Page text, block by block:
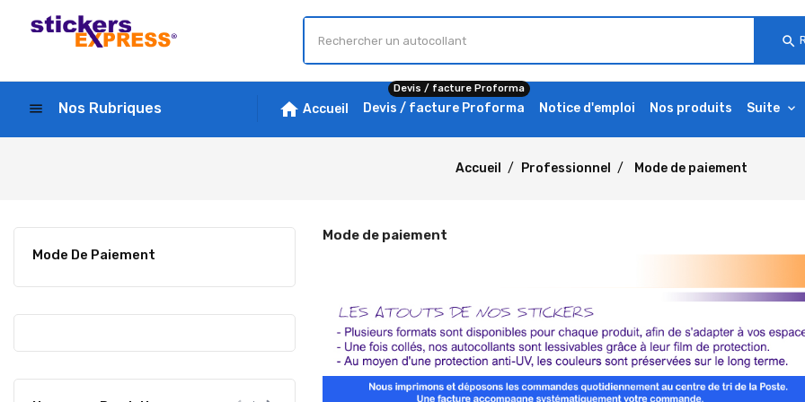
search
Nos Rubriques
menu home Accueil Devis / facture Proforma
Devis / facture Proforma
Notice d'emploi Nos produits Suite
Accueil Professionnel Mode de paiement
Mode De Paiement
Mode de paiement